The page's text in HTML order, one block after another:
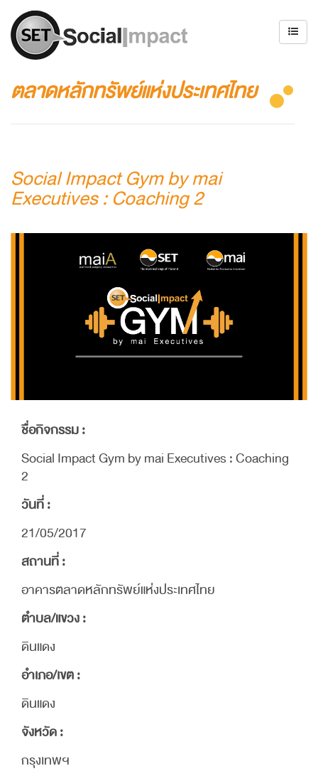
ตลาดหลักทรัพย์แห่งประเทศไทย
Social Impact Gym by mai
Executives : Coaching 2
ชื่อกิจกรรม :
Social Impact Gym by mai Executives : Coaching
2
วันที่ :
21/05/2017
สถานที่ :
อาคารตลาดหลักทรัพย์แห่งประเทศไทย
ตำบล/แขวง :
ดินแดง
อำเภอ/เขต :
ดินแดง
จังหวัด :
กรุงเทพฯ